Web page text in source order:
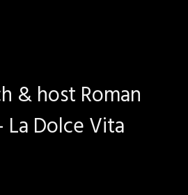
& host Roman
La Dolce Vita